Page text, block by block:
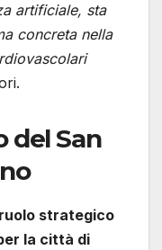
artificiale, sta
concreta nella
del San
ruolo strategico
la città di